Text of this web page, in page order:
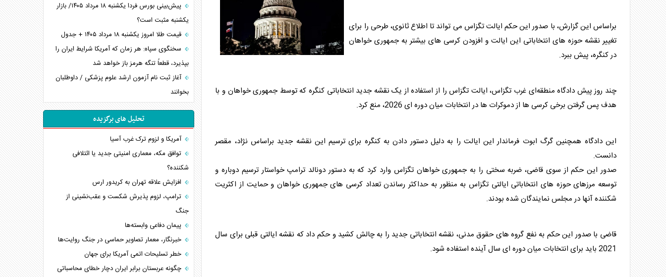
براساس این گزارش، با صدور این حکم ایالت تگزاس می تواند تا اطلاع ثانوی، طرحی را برای
تغییر نقشه حوزه های انتخاباتی این ایالت و افزودن کرسی های بیشتر به جمهوری خواهان
در کنگره، پیش ببرد.
چند روز پیش دادگاه منطقه‌ای غرب تگزاس، ایالت تگزاس را از استفاده از یک نقشه جدید انتخاباتی کنگره که توسط جمهوری خواهان و با
هدف پس گرفتن برخی کرسی ها از دموکرات ها در انتخابات میان دوره ای 2026، منع کرد.
این دادگاه همچنین گرگ ابوت فرماندار این ایالت را به دلیل دستور دادن به کنگره برای ترسیم این نقشه جدید براساس نژاد، مقصر
دانست.
صدور این حکم از سوی قاضی، ضربه سختی را به جمهوری خواهان تگزاس وارد کرد که به دستور دونالد ترامپ خواستار ترسیم دوباره و
توسعه مرزهای حوزه های انتخاباتی ایالتی تگزاس به منظور به حداکثر رساندن تعداد کرسی های جمهوری خواهان و حمایت از اکثریت
شکننده آنها در مجلس نمایندگان شده بودند.
قاضی با صدور این حکم به نفع گروه های حقوق مدنی، نقشه انتخاباتی جدید را به چالش کشید و حکم داد که نقشه ایالتی قبلی برای سال
2021 باید برای انتخابات میان دوره ای سال آینده استفاده شود.
پیش‌بینی بورس فردا یکشنبه ۱۸ مرداد ۱۴۰۵/ بازار
یکشنبه مثبت است؟
قیمت طلا امروز یکشنبه ۱۸ مرداد ۱۴۰۵ + جدول
سخنگوی سپاه: هر زمان که آمریکا شرایط ایران را
بپذیرد، قطعاً تنگه هرمز باز خواهد شد
آغاز ثبت نام آزمون ارشد علوم پزشکی / داوطلبان
بخوانند
تحلیل های برگزیده
آمریکا و لزوم ترک غرب آسیا
توافق مکه، معماری امنیتی جدید یا ائتلافی
شکننده؟
افزایش علاقه تهران به کریدور ارس
ترامپ، لزوم پذیرش شکست و عقب‌نشینی از
جنگ
پیمان دفاعی‌ وابسته‌ها
خبرنگار، معمار تصاویر حماسی در جنگ روایت‌ها
خطر تسلیحات اتمی آمریکا برای جهان
چگونه عربستان برابر ایران دچار خطای محاسباتی